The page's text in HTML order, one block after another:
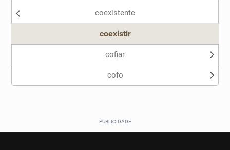
Sinônimos
coexistente
coexistir
cofiar
cofo